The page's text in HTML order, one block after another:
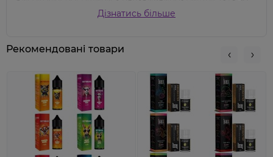
мг сольового нікотину, що надає вам незабутній
досвід вдиху. Збалансоване співвідношення VG
гладке та насичене паріння, яке підкреслює
найкращі смакові нюанси.
- це продукт,
інгредієнтів, відповідаючи високим стандартам
якості. Завдяки цьому набору, ваш вейпінг стане
надзвичайно насиченим та різноманітним, кожен
вдих принесе вам справжнє задоволення від смаку.
Замовте набірOcto Bar NFT Salt від Octo Barі
насолоджуйтесь вейпінгом на новому рівні!
Дізнатись більше
Рекомендовані товари